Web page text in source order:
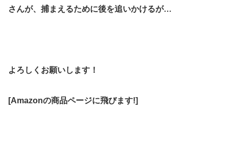
さんが、捕まえるために後を追いかけるが…
よろしくお願いします！
[Amazonの商品ページに飛びます!]